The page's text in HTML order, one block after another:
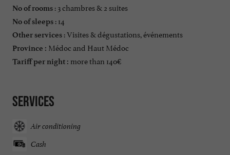
No of rooms : 3 chambres & 2 suites
No of sleeps : 14
Other services : Visites & dégustations, événements
Province : Médoc and Haut Médoc
Tariff per night : more than 140€
Services
Air conditioning
Cash